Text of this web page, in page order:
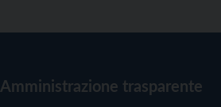
Amministrazione trasparente